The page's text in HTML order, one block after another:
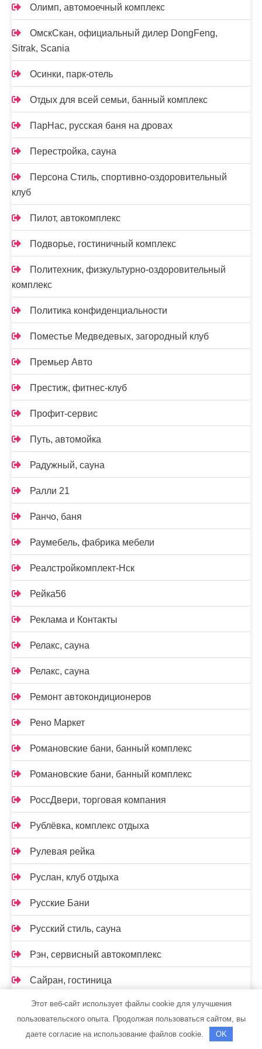
Олимп, автомоечный комплекс
ОмскСкан, официальный дилер DongFeng,
Sitrak, Scania
Осинки, парк-отель
Отдых для всей семьи, банный комплекс
ПарНас, русская баня на дровах
Перестройка, сауна
Персона Стиль, спортивно-оздоровительный
клуб
Пилот, автокомплекс
Подворье, гостиничный комплекс
Политехник, физкультурно-оздоровительный
комплекс
Политика конфиденциальности
Поместье Медведевых, загородный клуб
Премьер Авто
Престиж, фитнес-клуб
Профит-сервис
Путь, автомойка
Радужный, сауна
Ралли 21
Ранчо, баня
Раумебель, фабрика мебели
Реалстройкомплект-Нск
Рейка56
Реклама и Контакты
Релакс, сауна
Релакс, сауна
Ремонт автокондиционеров
Рено Маркет
Романовские бани, банный комплекс
Романовские бани, банный комплекс
РоссДвери, торговая компания
Рублёвка, комплекс отдыха
Рулевая рейка
Руслан, клуб отдыха
Русские Бани
Русский стиль, сауна
Рэн, сервисный автокомплекс
Сайран, гостиница
Сауна, Сауна
Светлана и Я, сауна
Этот веб-сайт использует файлы cookie для улучшения
пользовательского опыта. Продолжая пользоваться сайтом, вы
даете согласие на использование файлов cookie.
OK